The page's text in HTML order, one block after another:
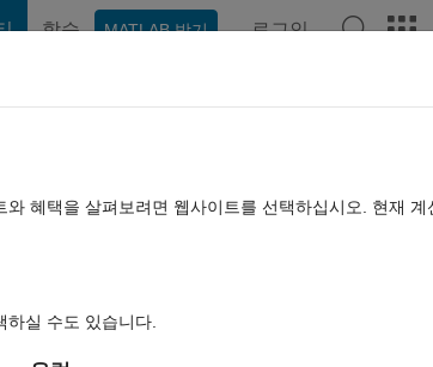
학습 MATLAB 받기 로그인
throwing error of "Too
혜택을 살펴보려면 웹사이트를 선택하십시오. 현재
실 수도 있습니다.